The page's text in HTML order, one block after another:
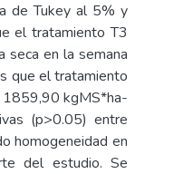
de Tukey al 5% y
el tratamiento T3
seca en la semana
que el tratamiento
1859,90 kgMS*ha-
(p>0.05) entre
homogeneidad en
del estudio. Se